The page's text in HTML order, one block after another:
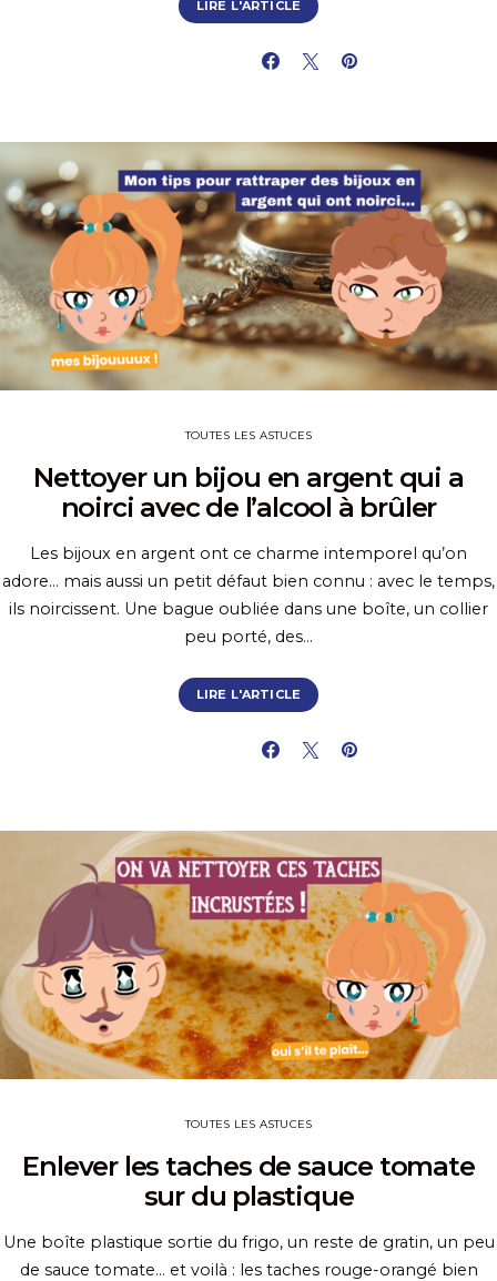
LIRE L'ARTICLE
TOUTES LES ASTUCES
Nettoyer un bijou en argent qui a
noirci avec de l’alcool à brûler
Les bijoux en argent ont ce charme intemporel qu’on
adore… mais aussi un petit défaut bien connu : avec le temps,
ils noircissent. Une bague oubliée dans une boîte, un collier
peu porté, des…
LIRE L'ARTICLE
TOUTES LES ASTUCES
Enlever les taches de sauce tomate
sur du plastique
Une boîte plastique sortie du frigo, un reste de gratin, un peu
de sauce tomate… et voilà : les taches rouge-orangé bien